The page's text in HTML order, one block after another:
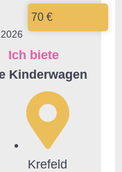
Ich biete
Kinderwagen
Krefeld
70 €